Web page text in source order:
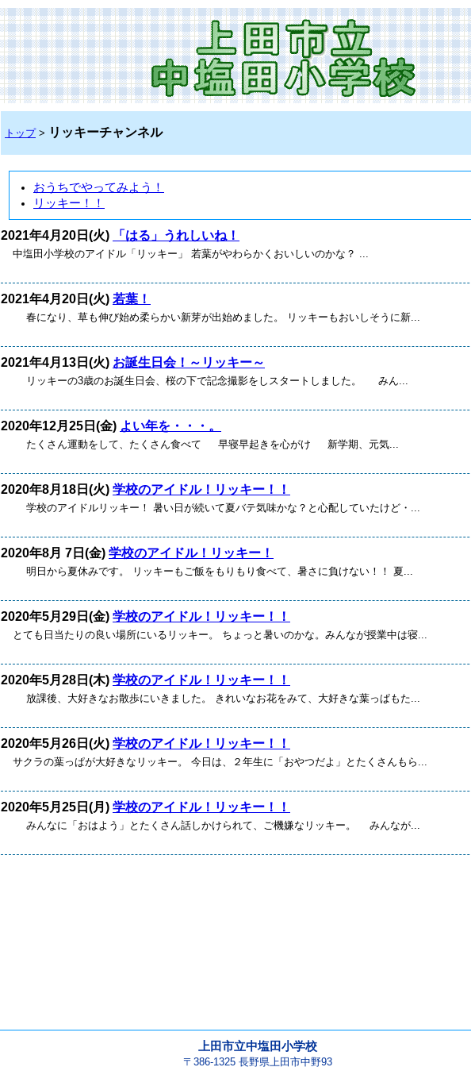
トップ> リッキーチャンネル
おうちでやってみよう！
リッキー！！
2021年4月20日(火) 「はる」うれしいね！
中塩田小学校のアイドル「リッキー」 若葉がやわらかくおいしいのかな？ ...
2021年4月20日(火) 若葉！
春になり、草も伸び始め柔らかい新芽が出始めました。 リッキーもおいしそうに新...
2021年4月13日(火) お誕生日会！～リッキー～
リッキーの3歳のお誕生日会、桜の下で記念撮影をしスタートしました。 みん...
2020年12月25日(金) よい年を・・・。
たくさん運動をして、たくさん食べて 早寝早起きを心がけ 新学期、元気...
2020年8月18日(火) 学校のアイドル！リッキー！！
学校のアイドルリッキー！ 暑い日が続いて夏バテ気味かな？と心配していたけど・...
2020年8月 7日(金) 学校のアイドル！リッキー！
明日から夏休みです。 リッキーもご飯をもりもり食べて、暑さに負けない！！ 夏...
2020年5月29日(金) 学校のアイドル！リッキー！！
とても日当たりの良い場所にいるリッキー。 ちょっと暑いのかな。みんなが授業中は寝...
2020年5月28日(木) 学校のアイドル！リッキー！！
放課後、大好きなお散歩にいきました。 きれいなお花をみて、大好きな葉っぱもた...
2020年5月26日(火) 学校のアイドル！リッキー！！
サクラの葉っぱが大好きなリッキー。 今日は、２年生に「おやつだよ」とたくさんもら...
2020年5月25日(月) 学校のアイドル！リッキー！！
みんなに「おはよう」とたくさん話しかけられて、ご機嫌なリッキー。 みんなが...
上田市立中塩田小学校
〒386-1325 長野県上田市中野93